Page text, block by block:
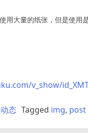
用大量的纸张，但是使用
v_show/
态 Tagged img, post